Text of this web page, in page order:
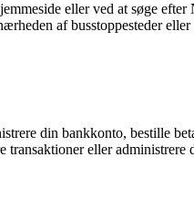
eller ved at søge
af busstoppesteder
din bankkonto, bestille
eller administrere